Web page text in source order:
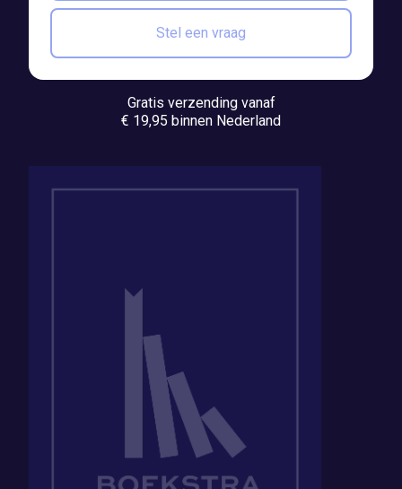
Stel een vraag
Gratis verzending vanaf
€ 19,95 binnen Nederland